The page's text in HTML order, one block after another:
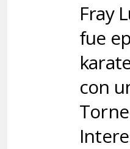
Fray
fue
con